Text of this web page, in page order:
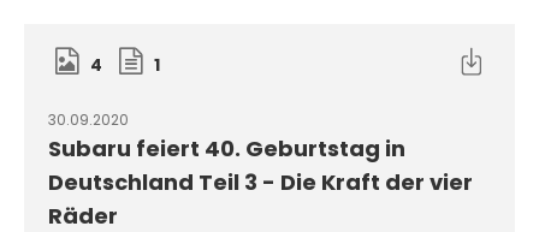
4 1
30.09.2020
Subaru feiert 40. Geburtstag in
Deutschland Teil 3 - Die Kraft der vier
Räder